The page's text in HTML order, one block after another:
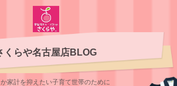
くらや名古屋店BLOG
家計を抑えたい子育て世帯のために